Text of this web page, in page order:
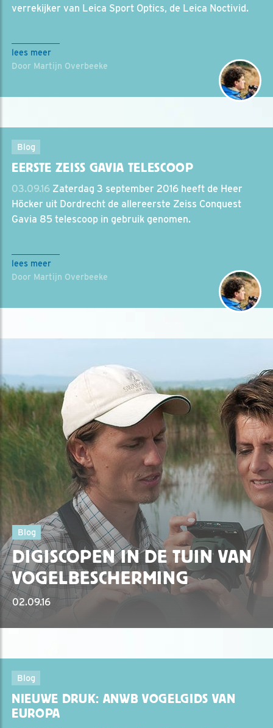
verrekijker van Leica Sport Optics, de Leica Noctivid.
lees meer
Door Martijn Overbeeke
Blog
EERSTE ZEISS GAVIA TELESCOOP
03.09.16 Zaterdag 3 september 2016 heeft de Heer
Höcker uit Dordrecht de allereerste Zeiss Conquest
Gavia 85 telescoop in gebruik genomen.
lees meer
Door Martijn Overbeeke
Blog
DIGISCOPEN IN DE TUIN VAN
VOGELBESCHERMING
02.09.16
Blog
NIEUWE DRUK: ANWB VOGELGIDS VAN
EUROPA